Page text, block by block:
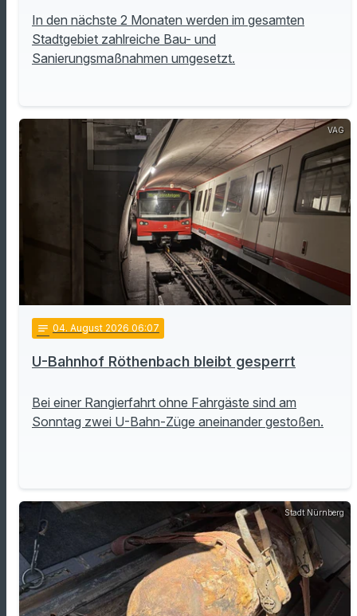
In den nächste 2 Monaten werden im gesamten
Stadtgebiet zahlreiche Bau- und
Sanierungsmaßnahmen umgesetzt.
VAG
notes 04. August 2026 06:07
U-Bahnhof Röthenbach bleibt gesperrt
Bei einer Rangierfahrt ohne Fahrgäste sind am
Sonntag zwei U-Bahn-Züge aneinander gestoßen.
Stadt Nürnberg